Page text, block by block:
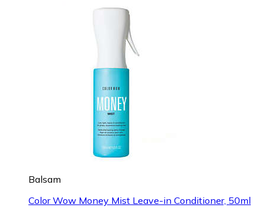
Balsam
Color Wow Money Mist Leave-in Conditioner, 50ml